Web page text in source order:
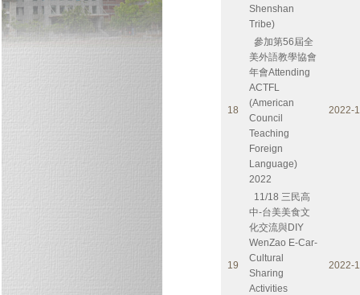
Shenshan
Tribe)
18
參加第56屆全
美外語教學協會
年會Attending
ACTFL
(American
Council
Teaching
Foreign
Language)
2022
2022-
19
11/18 三民高
中-台美美食文
化交流與DIY
WenZao E-Car-
Cultural
Sharing
Activities
2022-